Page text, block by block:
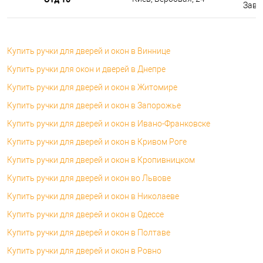
Купить ручки для дверей и окон в Виннице
Купить ручки для окон и дверей в Днепре
Купить ручки для дверей и окон в Житомире
Купить ручки для дверей и окон в Запорожье
Купить ручки для дверей и окон в Ивано-Франковске
Купить ручки для дверей и окон в Кривом Роге
Купить ручки для дверей и окон в Кропивницком
Купить ручки для дверей и окон во Львове
Купить ручки для дверей и окон в Николаеве
Купить ручки для дверей и окон в Одессе
Купить ручки для дверей и окон в Полтаве
Купить ручки для дверей и окон в Ровно